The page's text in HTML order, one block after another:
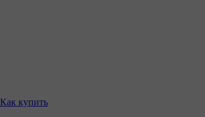
Как купить